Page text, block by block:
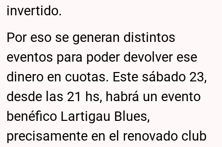
invertido.
Por eso se generan distintos
eventos para poder devolver ese
dinero en cuotas. Este sábado 23,
desde las 21 hs, habrá un evento
benéfico Lartigau Blues,
precisamente en el renovado club